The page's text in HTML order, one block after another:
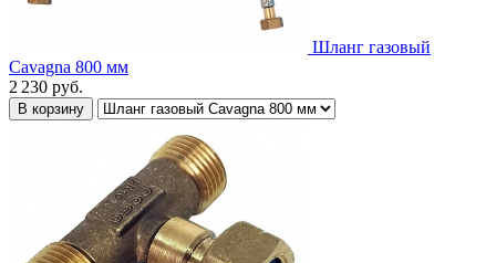
Шланг газовый
Cavagna 800 мм
2 230 руб.
В корзину